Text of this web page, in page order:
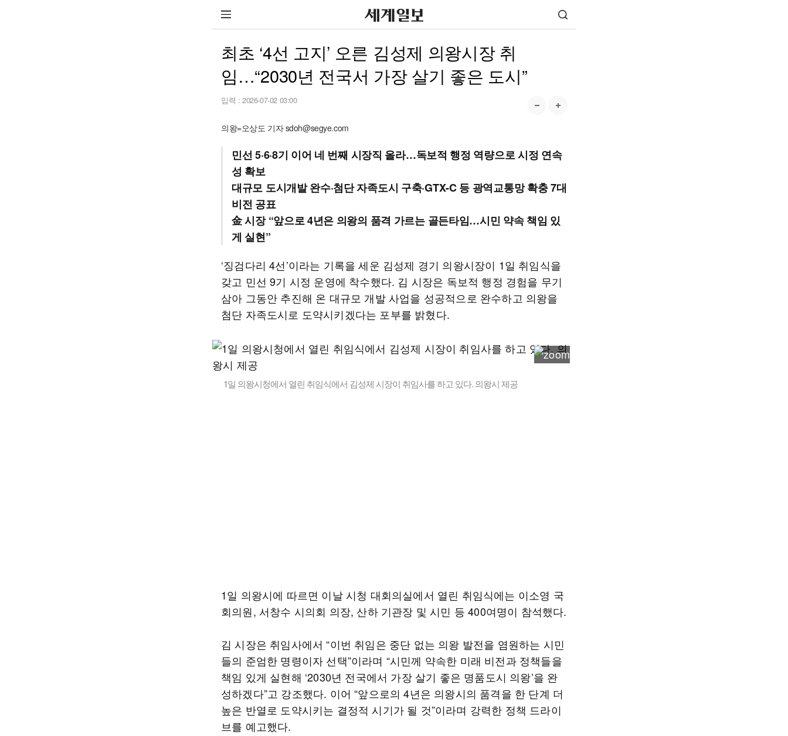
최초 ‘4선 고지’ 오른 김성제 의왕시장 취
임…“2030년 전국서 가장 살기 좋은 도시”
입력 : 2026-07-02 03:00
의왕=오상도 기자 sdoh@segye.com
민선 5·6·8기 이어 네 번째 시장직 올라…독보적 행정 역량으로 시정 연속
성 확보
대규모 도시개발 완수·첨단 자족도시 구축·GTX-C 등 광역교통망 확충 7대
비전 공표
金 시장 “앞으로 4년은 의왕의 품격 가르는 골든타임…시민 약속 책임 있
게 실현”
‘징검다리 4선’이라는 기록을 세운 김성제 경기 의왕시장이 1일 취임식을
갖고 민선 9기 시정 운영에 착수했다. 김 시장은 독보적 행정 경험을 무기
삼아 그동안 추진해 온 대규모 개발 사업을 성공적으로 완수하고 의왕을
첨단 자족도시로 도약시키겠다는 포부를 밝혔다.
1일 의왕시청에서 열린 취임식에서 김성제 시장이 취임사를 하고 있다. 의왕시 제공
1일 의왕시에 따르면 이날 시청 대회의실에서 열린 취임식에는 이소영 국
회의원, 서창수 시의회 의장, 산하 기관장 및 시민 등 400여명이 참석했다.
김 시장은 취임사에서 “이번 취임은 중단 없는 의왕 발전을 염원하는 시민
들의 준엄한 명령이자 선택”이라며 “시민께 약속한 미래 비전과 정책들을
책임 있게 실현해 ‘2030년 전국에서 가장 살기 좋은 명품도시 의왕’을 완
성하겠다”고 강조했다. 이어 “앞으로의 4년은 의왕시의 품격을 한 단계 더
높은 반열로 도약시키는 결정적 시기가 될 것”이라며 강력한 정책 드라이
브를 예고했다.